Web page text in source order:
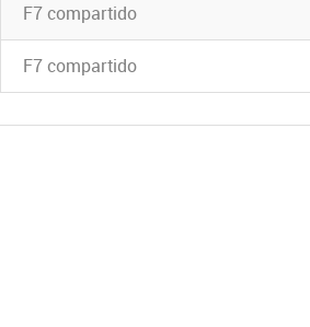
F7 compartido
F7 compartido